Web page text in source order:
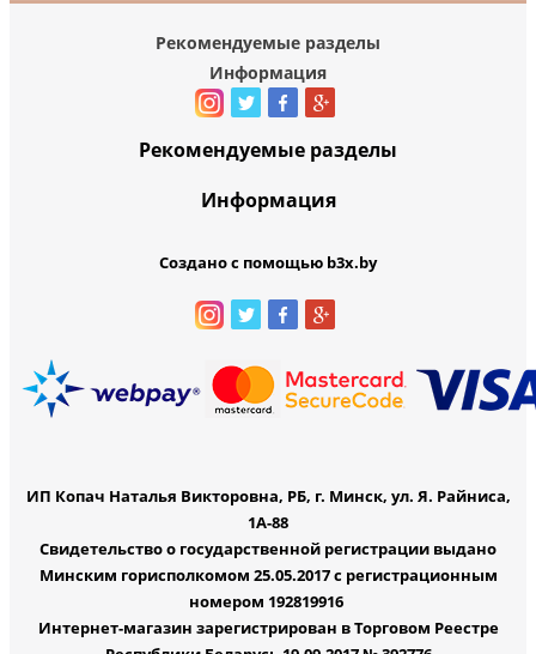
Рекомендуемые разделы
Информация
Рекомендуемые разделы
Информация
Создано с помощью b3x.by
ИП Копач Наталья Викторовна, РБ, г. Минск, ул. Я. Райниса,
1А-88
Свидетельство о государственной регистрации выдано
Минским горисполкомом 25.05.2017 с регистрационным
номером 192819916
Интернет-магазин зарегистрирован в Торговом Реестре